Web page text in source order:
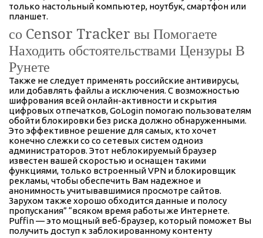
только настольный компьютер, ноутбук, смартфон или
планшет.
со Censor Tracker вы Помогаете
Находить обстоятельствами Цензуры В
Рунете
Также не следует применять российские антивирусы,
или добавлять файлы а исключения. С возможностью
шифрования всей онлайн-активности и скрытия
цифровых отпечатков, GoLogin помогаю пользователям
обойти блокировки без риска должно обнаруженными.
Это эффективное решение для самых, кто хочет
конечно слежки со со сетевых систем одноиз
администраторов. Этот неблокируемый браузер
известен вашей скоростью и оснащен такими
функциями, только встроенный VPN и блокировщик
рекламы, чтобы обеспечить Вам надежное и
анонимность учитывавшимися просмотре сайтов.
Зарухом также хорошо обходится данные и полосу
пропускания” “всяком время работы же Интернете.
Puffin — это мощный веб-браузер, который поможет Вы
получить доступ к заблокированному контенту